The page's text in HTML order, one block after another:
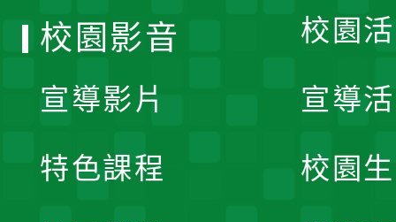
校園
宣導
校園
校園影音
宣導影片
特色課程